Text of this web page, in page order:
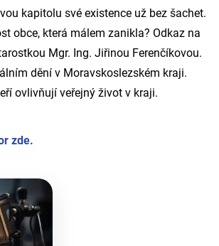
kapitolu své existence už bez šachet.
obce, která málem zanikla? Odkaz na
Mgr. Ing. Jiřinou Ferenčíkovou.
dění v Moravskoslezském kraji.
ovlivňují veřejný život v kraji.
zde.